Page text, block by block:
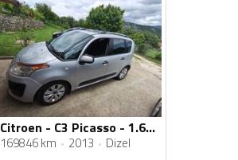
Citroen - C3 Picasso - 1.6 hdi
169846 km 2013 Dizel